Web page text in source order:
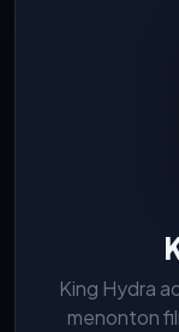
King Hydra
menonton